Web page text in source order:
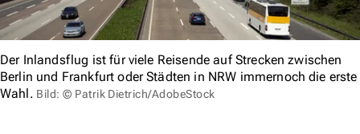
Der Inlandsflug ist für viele Reisende auf Strecken zwischen
Berlin und Frankfurt oder Städten in NRW immernoch die erste
Wahl. Bild: © Patrik Dietrich/AdobeStock